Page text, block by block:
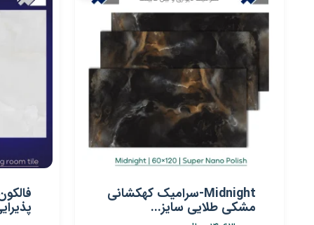
Midnight-سرامیک کهکشانی
مشکی طلایی سایز...